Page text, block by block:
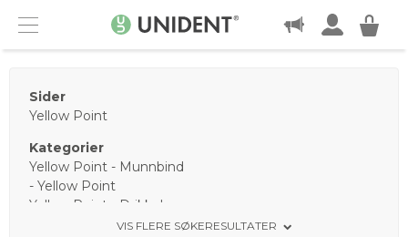
Menu
KONTAKT
Sider
Yellow Point
Kategorier
Yellow Point - Munnbind
- Yellow Point
Yellow Point - Drikkebeger
Yellow Point - SugVIS FLERE SØKERESULTATER